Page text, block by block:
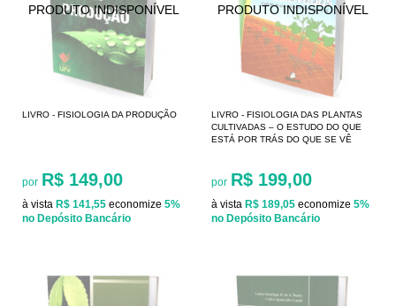
LIVRO - FISIOLOGIA DA PRODUÇÃO
por R$ 149,00
à vista R$ 141,55 economize 5%
no Depósito Bancário
LIVRO - FISIOLOGIA DAS PLANTAS
CULTIVADAS – O ESTUDO DO QUE
ESTÁ POR TRÁS DO QUE SE VÊ
por R$ 199,00
à vista R$ 189,05 economize 5%
no Depósito Bancário